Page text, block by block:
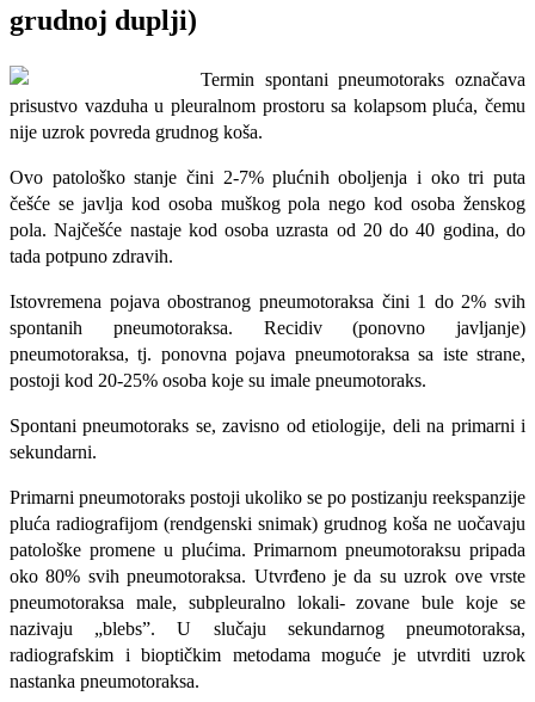
grudnoj duplji)
Termin spontani pneumotoraks označa­va
prisustvo vazduha u pleuralnom prosto­ru sa kolapsom pluća, čemu
nije uzrok po­vreda grudnog koša.
Ovo patološko stanje čini 2-7% plućnih oboljenja i oko tri puta
češće se javlja kod osoba muškog pola ne­go kod osoba ženskog
pola. Najčešće na­staje kod osoba uzrasta od 20 do 40 godi­na, do
tada potpuno zdravih.
Istovremena pojava obostranog pneumotoraksa čini 1 do 2% svih
spontanih pneumotoraksa. Re­cidiv (ponovno javljanje)
pneumotoraksa, tj. ponovna pojava pneumotoraksa sa iste strane,
postoji kod 20-25% osoba koje su imale pneumoto­raks.
Spontani pneumotoraks se, zavisno od etiologije, deli na primarni i
sekundarni.
Primarni pneumotoraks postoji ukoliko se po postizanju reekspanzije
pluća radiografijom (rendgenski snimak) grudnog koša ne uočavaju
patološke promene u plućima. Primarnom pneumotoraksu pripada
oko 80% svih pneumoto­raksa. Utvrđeno je da su uzrok ove vrste
pneumotoraksa male, subpleuralno lokali- zovane bule koje se
nazivaju „blebs”. U slučaju sekundarnog pneumotoraksa,
radiografskim i bioptičkim metodama moguće je utvrditi uzrok
nastanka pneu­motoraksa.